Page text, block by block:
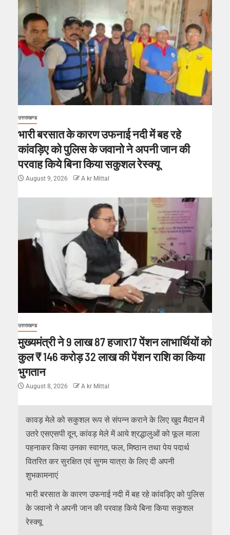
उत्तराखण्ड
भारी बरसात के कारण उफनाई नदी में बह रहे
कांवड़िए को पुलिस के जवानो ने अपनी जान की
परवाह किये बिना किया सकुशल रेस्क्यू
August 9, 2026 A kr Mittal
उत्तराखण्ड
मुख्यमंत्री ने 9 लाख 87 हजार17 पेंशन लाभार्थियों को
कुल ₹ 146 करोड़ 32 लाख की पेंशन राशि का किया
भुगतान
August 8, 2026 A kr Mittal
कावड़ मेले को सकुशल रूप से संपन्न कराने के लिए खुद मैदान में
उतरे एसएसपी दून, कांवड़ मेले में आये श्रद्धालुओं को फूल माला
पहनाकर किया उनका स्वागत, फल, मिष्ठान तथा पेय पदार्थ
वितरित कर सुरक्षित एवं सुगम यात्रा के लिए दी अपनी
शुभकामनाएं
भारी बरसात के कारण उफनाई नदी में बह रहे कांवड़िए को पुलिस
के जवानो ने अपनी जान की परवाह किये बिना किया सकुशल
रेस्क्यू